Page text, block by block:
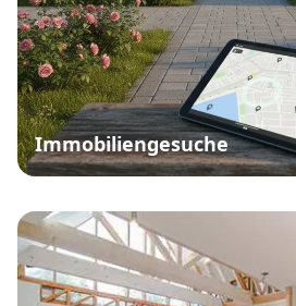
Immobiliengesuche